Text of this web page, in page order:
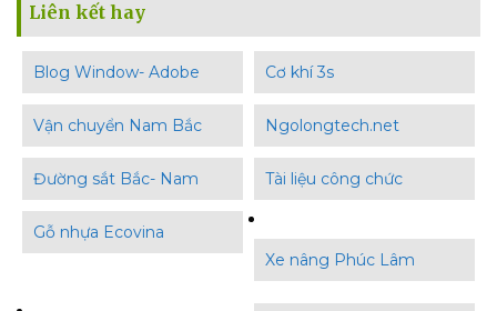
Liên kết hay
Blog Window- Adobe Cơ khí 3s
Vận chuyển Nam Bắc Ngolongtech.net
Đường sắt Bắc- Nam Tài liệu công chức
Gỗ nhựa Ecovina
Xe nâng Phúc Lâm